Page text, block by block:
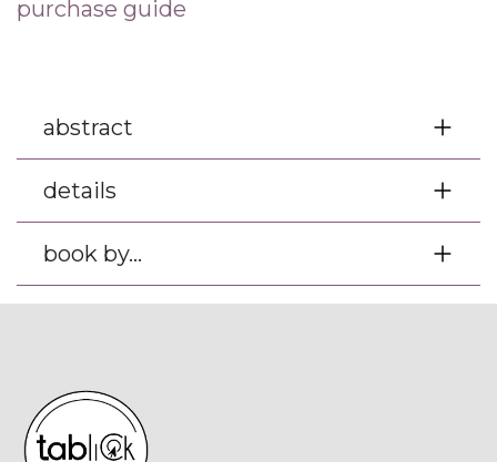
purchase guide
abstract
details
book by...